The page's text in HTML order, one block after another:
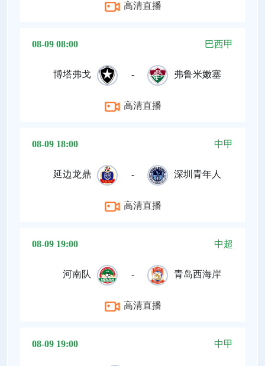
高清直播
08-09 08:00 巴西甲
博塔弗戈 - 弗鲁米嫩塞
高清直播
08-09 18:00 中甲
延边龙鼎 - 深圳青年人
高清直播
08-09 19:00 中超
河南队 - 青岛西海岸
高清直播
08-09 19:00 中甲